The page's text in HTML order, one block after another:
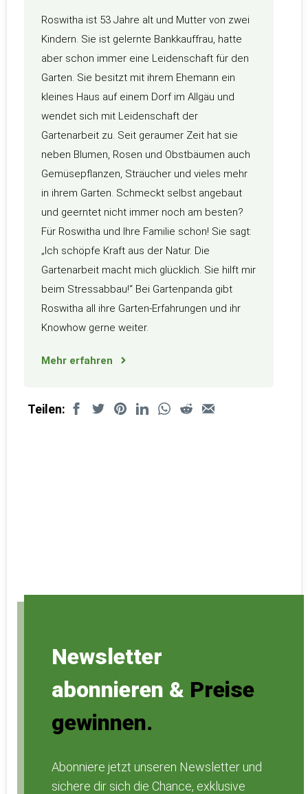
Roswitha ist 53 Jahre alt und Mutter von zwei
Kindern. Sie ist gelernte Bankkauffrau, hatte
aber schon immer eine Leidenschaft für den
Garten. Sie besitzt mit ihrem Ehemann ein
kleines Haus auf einem Dorf im Allgäu und
wendet sich mit Leidenschaft der
Gartenarbeit zu. Seit geraumer Zeit hat sie
neben Blumen, Rosen und Obstbäumen auch
Gemüsepflanzen, Sträucher und vieles mehr
in ihrem Garten. Schmeckt selbst angebaut
und geerntet nicht immer noch am besten?
Für Roswitha und Ihre Familie schon! Sie sagt:
„Ich schöpfe Kraft aus der Natur. Die
Gartenarbeit macht mich glücklich. Sie hilft mir
beim Stressabbau!“ Bei Gartenpanda gibt
Roswitha all ihre Garten-Erfahrungen und ihr
Knowhow gerne weiter.
Mehr erfahren
Teilen:
Newsletter
abonnieren & Preise
gewinnen.
Abonniere jetzt unseren Newsletter und
sichere dir sich die Chance, exklusive